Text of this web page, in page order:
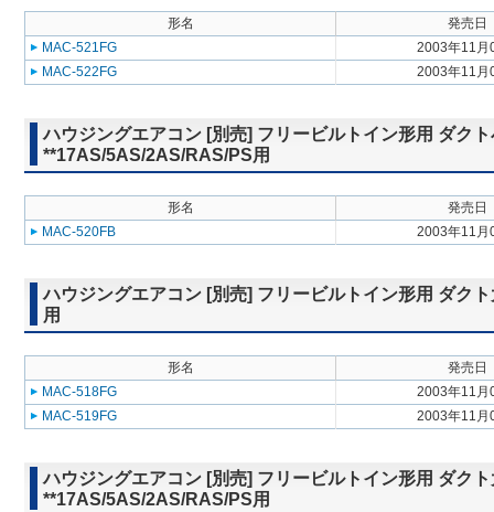
形名
発売日
MAC-521FG
2003年11月
MAC-522FG
2003年11月
ハウジングエアコン [別売] フリービルトイン形用 ダク
**17AS/5AS/2AS/RAS/PS用
形名
発売日
MAC-520FB
2003年11月
ハウジングエアコン [別売] フリービルトイン形用 ダク
用
形名
発売日
MAC-518FG
2003年11月
MAC-519FG
2003年11月
ハウジングエアコン [別売] フリービルトイン形用 ダク
**17AS/5AS/2AS/RAS/PS用